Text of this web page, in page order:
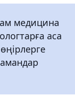
медицина
аса